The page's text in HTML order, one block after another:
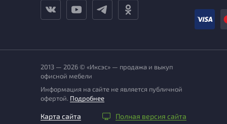
2013 — 2026 © «Иксэс» — продажа и выкуп
офисной мебели
Информация на сайте не является публичной
офертой. Подробнее
Карта сайта Полная версия сайта